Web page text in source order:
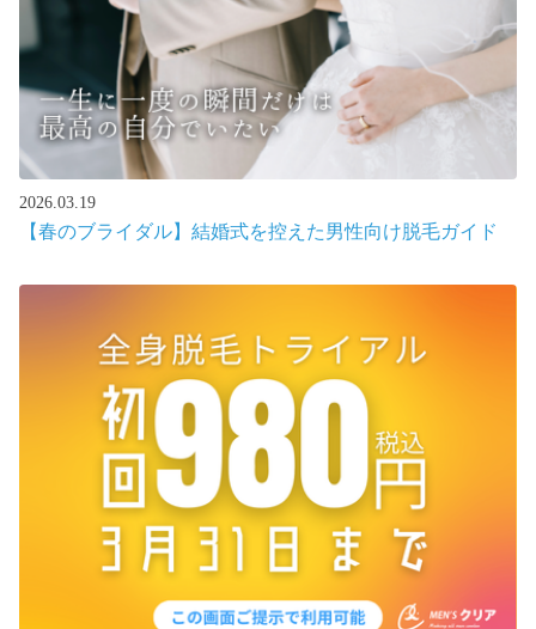
2026.03.19
【春のブライダル】結婚式を控えた男性向け脱毛ガイド